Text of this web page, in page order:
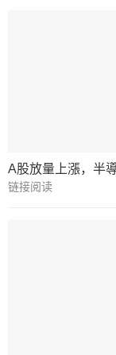
A股放量上漲，半
链接阅读